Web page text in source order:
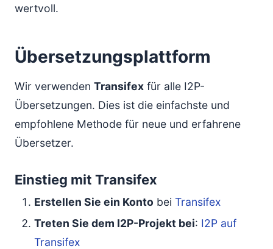
wertvoll.
Übersetzungsplattform
Wir verwenden Transifex für alle I2P-
Übersetzungen. Dies ist die einfachste und
empfohlene Methode für neue und erfahrene
Übersetzer.
Einstieg mit Transifex
Erstellen Sie ein Konto bei Transifex
Treten Sie dem I2P-Projekt bei: I2P auf
Transifex